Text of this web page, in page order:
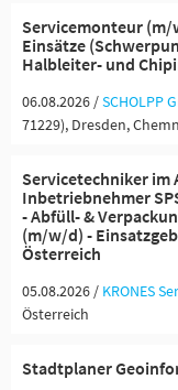
Servicemonteur
Einsätze
Halbleiter- und
06.08.2026 /SCHOLPP
71229), Dresden,
Servicetechniker im
Inbetriebnehmer
- Abfüll- &
(m/w/d) -
Österreich
05.08.2026 / KRONES
Österreich
Stadtplaner